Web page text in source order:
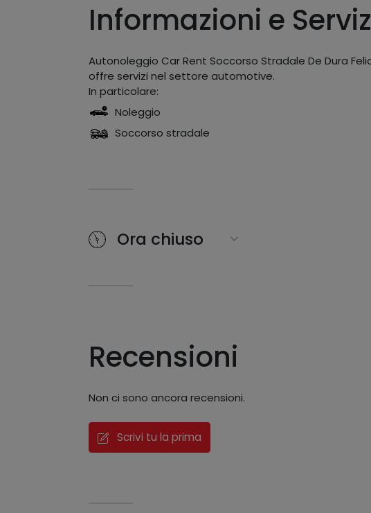
Informazioni e
Autonoleggio Car Rent Soccorso Stradale De Dura
offre servizi nel settore automotive.
In particolare:
Noleggio
Soccorso stradale
Ora chiuso
Recensioni
Non ci sono ancora recensioni.
Scrivi tu la prima